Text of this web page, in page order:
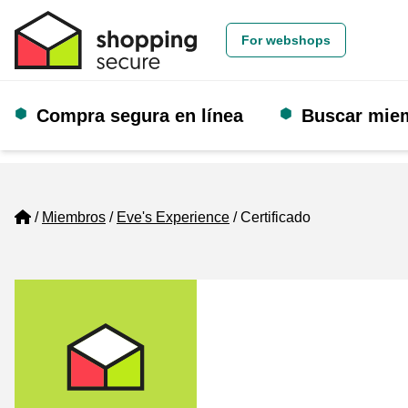
For webshops
Compra segura en línea Buscar
Home
Miembros Eve's Experience Certificado